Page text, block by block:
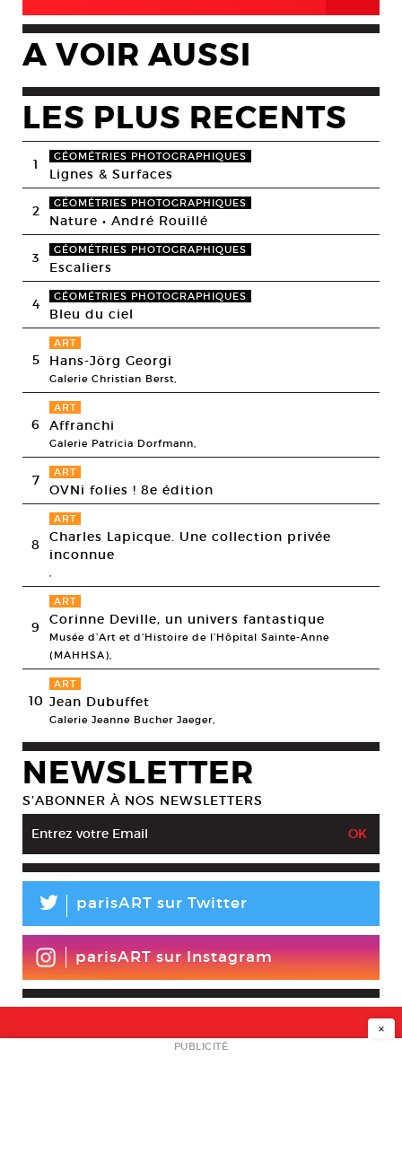
A VOIR AUSSI
LES PLUS RECENTS
1 GÉOMÉTRIES PHOTOGRAPHIQUES
Lignes & Surfaces
2 GÉOMÉTRIES PHOTOGRAPHIQUES
Nature • André Rouillé
3 GÉOMÉTRIES PHOTOGRAPHIQUES
Escaliers
4 GÉOMÉTRIES PHOTOGRAPHIQUES
Bleu du ciel
5
ART
Hans-Jörg Georgi
Galerie Christian Berst,
6
ART
Affranchi
Galerie Patricia Dorfmann,
7 ART
OVNi folies ! 8e édition
8
ART
Charles Lapicque. Une collection privée
inconnue
,
9
ART
Corinne Deville, un univers fantastique
Musée d’Art et d’Histoire de l’Hôpital Sainte-Anne
(MAHHSA),
10
ART
Jean Dubuffet
Galerie Jeanne Bucher Jaeger,
NEWSLETTER
S’ABONNER À NOS NEWSLETTERS
L parisART sur Twitter
parisART sur Instagram
NEWSLETTER
×
PUBLICITÉ